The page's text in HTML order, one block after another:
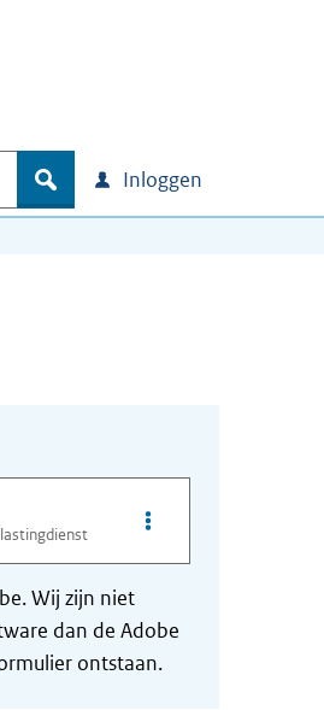
zoek Inloggen
Opties van bestand
Wij zijn niet
dan de Adobe
ontstaan.